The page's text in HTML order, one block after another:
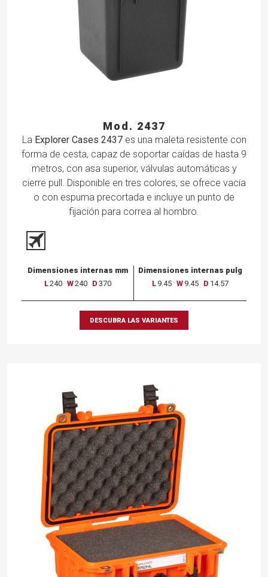
Mod. 2437
La Explorer Cases 2437es una maleta resistente con
forma de cesta, capaz de soportar caídas de hasta 9
metros, con asa superior, válvulas automáticas y
cierre pull. Disponible en tres colores, se ofrece vacía
o con espuma precortada e incluye un punto de
fijación para correa al hombro.
Dimensiones internas mm
L240 W240 D 370
Dimensiones internas pulg
L 9.45 W 9.45 D 14.57
DESCUBRA LAS VARIANTES